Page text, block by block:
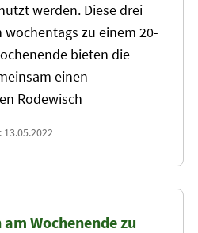
werden. Diese drei
wochentags zu einem 20-
bieten die
einen
Rodewisch
Wochenende zu